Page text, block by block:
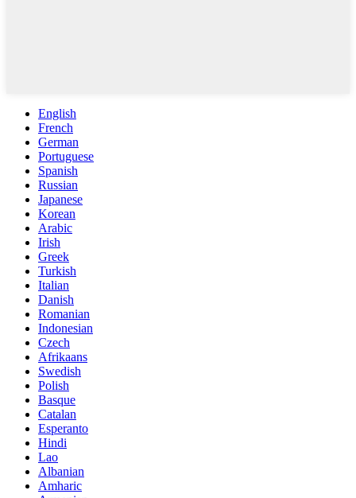
English
French
German
Portuguese
Spanish
Russian
Japanese
Korean
Arabic
Irish
Greek
Turkish
Italian
Danish
Romanian
Indonesian
Czech
Afrikaans
Swedish
Polish
Basque
Catalan
Esperanto
Hindi
Lao
Albanian
Amharic